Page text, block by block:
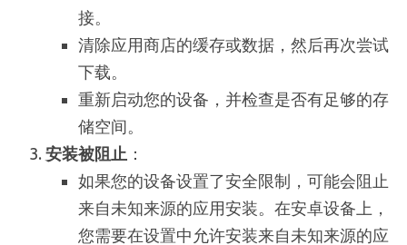
接。
清除应用商店的缓存或数据，然后再次尝试
下载。
重新启动您的设备，并检查是否有足够的存
储空间。
安装被阻止 ：
如果您的设备设置了安全限制，可能会阻止
来自未知来源的应用安装。在安卓设备上，
您需要在设置中允许安装来自未知来源的应